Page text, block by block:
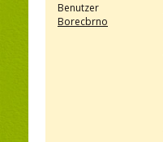
Benutzer
Borecbrno